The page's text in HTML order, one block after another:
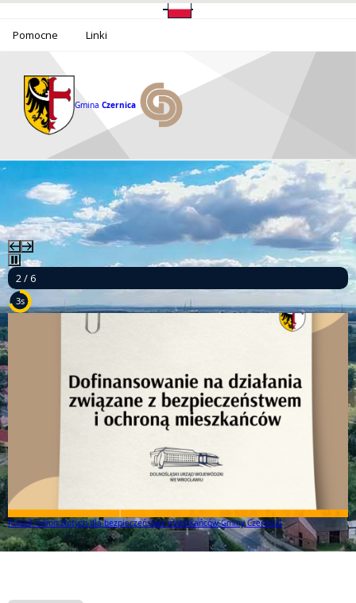
Pomocne Linki
Gmina Czernica
2 / 6
2s
Ponad milion złotych dla bezpieczeństwa mieszkańców Gminy Czernica!
Ponad milion złotych dla bezpieczeństwa mieszkańców Gminy Czernica!